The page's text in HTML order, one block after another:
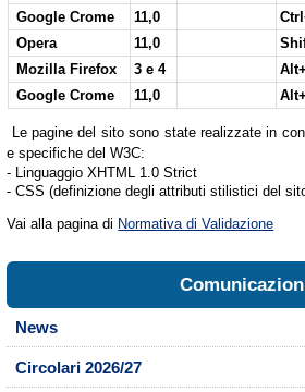
Google Crome
11,0
Opera
11,0
Mozilla Firefox
3 e 4
Google Crome
11,0
Le pagine del sito sono state realizzate in
e specifiche del W3C:
- Linguaggio XHTML 1.0 Strict
- CSS (definizione degli attributi stilistici del
Vai alla pagina di Normativa di Validazione
News
Circolari 2026/27